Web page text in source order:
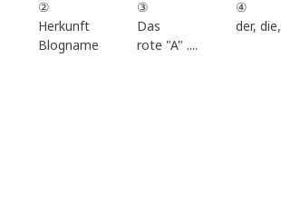
②
Herkunft
Blogname
③
Das
rote "A" ....
④
der, die,